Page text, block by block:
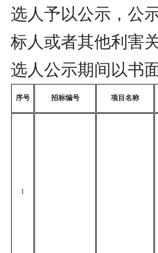
选人予以公示，公
标人或者其他利害
选人公示期间以书
序号 招标编号 项目名称
1